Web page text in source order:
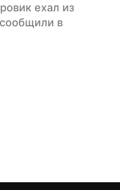
ехал из
в